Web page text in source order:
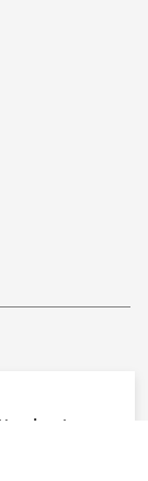
bryter